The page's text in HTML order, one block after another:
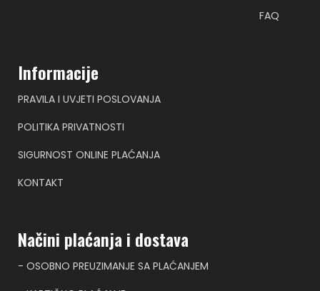
FAQ
Informacije
PRAVILA I UVJETI POSLOVANJA
POLITIKA PRIVATNOSTI
SIGURNOST ONLINE PLAĆANJA
KONTAKT
Načini plaćanja i dostava
- OSOBNO PREUZIMANJE SA PLAĆANJEM